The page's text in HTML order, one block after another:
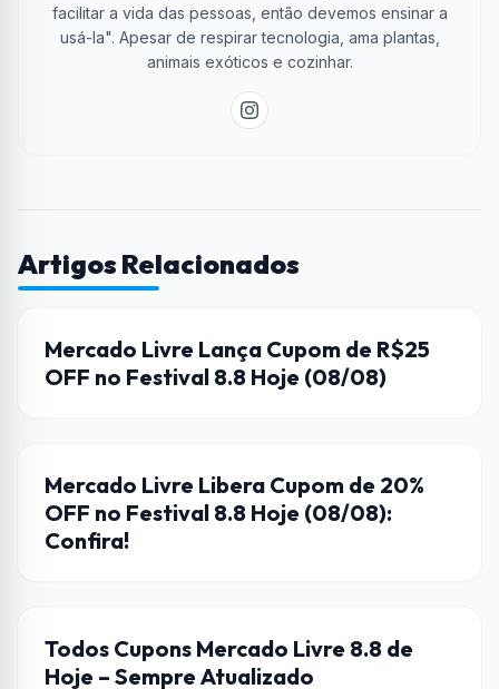
facilitar a vida das pessoas, então devemos ensinar a
usá-la". Apesar de respirar tecnologia, ama plantas,
animais exóticos e cozinhar.
Artigos Relacionados
CUPONS DE DESCONTO
Mercado Livre Lança Cupom de R$25
OFF no Festival 8.8 Hoje (08/08)
CUPONS DE DESCONTO
Mercado Livre Libera Cupom de 20%
OFF no Festival 8.8 Hoje (08/08):
Confira!
CUPONS DE DESCONTO
Todos Cupons Mercado Livre 8.8 de
Hoje – Sempre Atualizado